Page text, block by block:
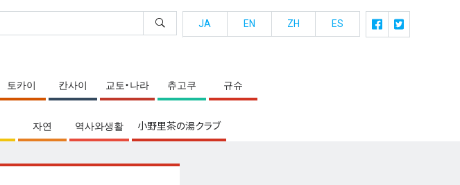
토카이 칸사이 교토・나라 츄고쿠 규슈
자연 역사와생활 小野里茶の湯クラブ
JA EN ZH ES